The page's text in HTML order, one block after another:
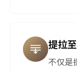
提拉
不仅是